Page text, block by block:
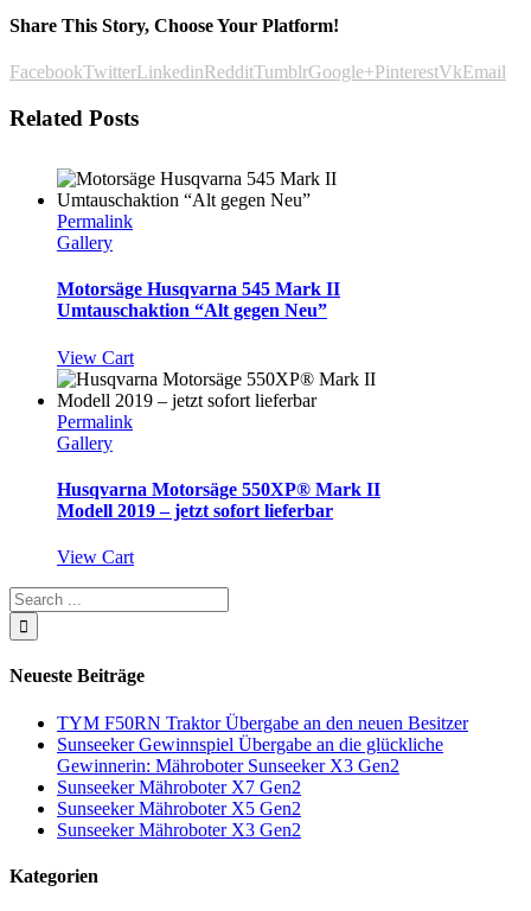
Share This Story, Choose Your Platform!
FacebookTwitterLinkedinRedditTumblrGoogle+PinterestVkEmail
Related Posts
Permalink
Gallery
Motorsäge Husqvarna 545 Mark II
Umtauschaktion “Alt gegen Neu”
View Cart
Permalink
Gallery
Husqvarna Motorsäge 550XP® Mark II
Modell 2019 – jetzt sofort lieferbar
View Cart
Neueste Beiträge
TYM F50RN Traktor Übergabe an den neuen Besitzer
Sunseeker Gewinnspiel Übergabe an die glückliche
Gewinnerin: Mähroboter Sunseeker X3 Gen2
Sunseeker Mähroboter X7 Gen2
Sunseeker Mähroboter X5 Gen2
Sunseeker Mähroboter X3 Gen2
Kategorien